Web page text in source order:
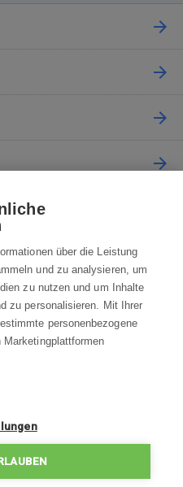
Fr 8:00—16:00 Uhr
über die Leistung
und zu analysieren, um
zu nutzen und um Inhalte
zu personalisieren. Mit Ihrer
personenbezogene
Marketingplattformen